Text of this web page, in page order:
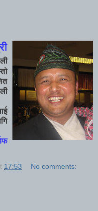
17:53 No comments: